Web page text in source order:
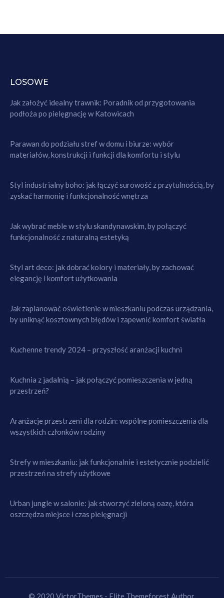
LOSOWE
Jak założyć idealny trawnik: Poradnik od przygotowania
podłoża po pielęgnację w Katowicach
Parawan do podziału stref w domu i biurze: wybór
materiałów, konstrukcji i funkcji dla komfortu i stylu
Styl industrialny boho: jak łączyć surowość z przytulnością, by
zyskać harmonię i funkcjonalność wnętrza
Jak wybrać meble w stylu skandynawskim, by połączyć
funkcjonalność z naturalną estetyką
Styl art deco: jak dobrać kolory i materiały, by zachować
elegancję i komfort użytkowania
Jak zaplanować oświetlenie w mieszkaniu podczas urządzania,
by uniknąć kosztownych błędów i zapewnić komfort światła
Kuchenne trendy 2024 – przyszłość aranżacji kuchni
Kuchnia z jadalnią – jak połączyć pomieszczenia w jedną
przestrzeń?
Aranżacje przestrzeni dla rodzin: wspólne pomieszczenia dla
wszystkich członków rodziny
Strefy w mieszkaniu: jak funkcjonalnie i estetycznie podzielić
przestrzeń na strefy użytkowe
Urban jungle w salonie: jak stworzyć zieloną oazę, która
oszczędza miejsce i czas pielęgnacji
© 2020 VictorThemes - Elite Themeforest Author.